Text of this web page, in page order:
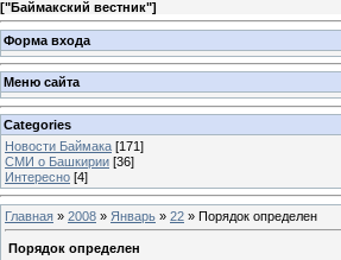
["Баймакский вестник"]
Форма входа
Меню сайта
Categories
Новости Баймака [171]
СМИ о Башкирии [36]
Интересно [4]
Главная » 2008 » Январь » 22 » Порядок определен
Порядок определен